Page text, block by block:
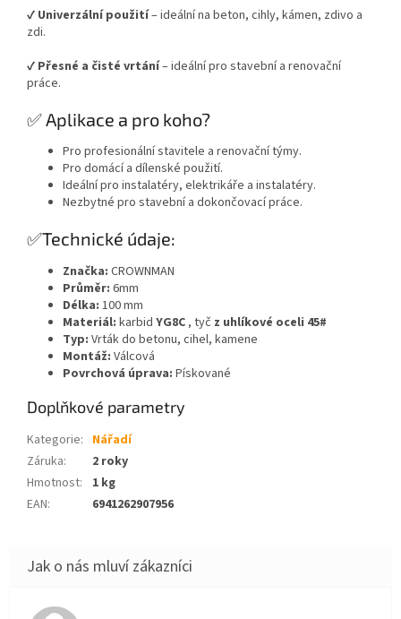
✔️ Univerzální použití– ideální na beton, cihly, kámen, zdivo a
zdi.
✔️ Přesné a čisté vrtání– ideální pro stavební a renovační
práce.
✅ Aplikace a pro koho?
Pro profesionální stavitele a renovační týmy.
Pro domácí a dílenské použití.
Ideální pro instalatéry, elektrikáře a instalatéry.
Nezbytné pro stavební a dokončovací práce.
✅Technické údaje:
Značka: CROWNMAN
Průměr: 6mm
Délka: 100 mm
Materiál: karbid YG8C , tyč z uhlíkové oceli 45#
Typ: Vrták do betonu, cihel, kamene
Montáž: Válcová
Povrchová úprava: Pískované
Doplňkové parametry
Kategorie: Nářadí
Záruka:
2 roky
Hmotnost:
1 kg
EAN: 6941262907956